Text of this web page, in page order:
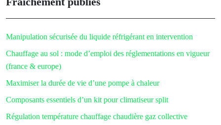
Manipulation sécurisée du liquide réfrigérant en intervention
Chauffage au sol : mode d’emploi des réglementations en vigueur
(france & europe)
Maximiser la durée de vie d’une pompe à chaleur
Composants essentiels d’un kit pour climatiseur split
Régulation température chauffage chaudière gaz collective